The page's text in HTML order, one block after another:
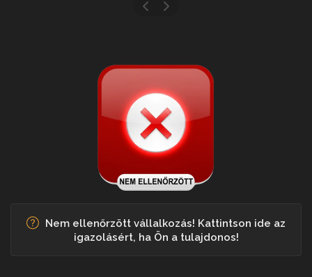
Nem ellenőrzött vállalkozás! Kattintson ide az
igazolásért, ha Ön a tulajdonos!